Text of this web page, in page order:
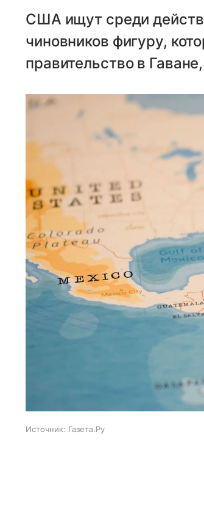
США ищут среди
чиновников фигуру,
правительство в
Источник: Газета.Ру